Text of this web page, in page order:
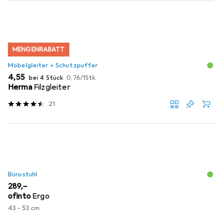
MENGENRABATT
Möbelgleiter + Schutzpuffer
EUR
4,55 bei 4 Stück EUR
0,76/1Stk.
Herma Filzgleiter
21
Bürostuhl
EUR
289,–
ofinto Ergo
43 - 53 cm